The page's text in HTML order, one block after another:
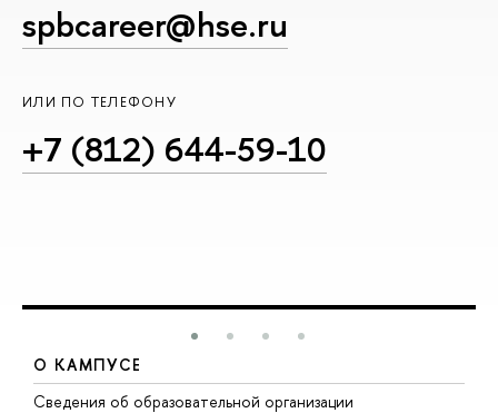
spbcareer@hse.ru
ИЛИ ПО ТЕЛЕФОНУ
+7 (812) 644-59-10
О КАМПУСЕ
Сведения об образовательной организации